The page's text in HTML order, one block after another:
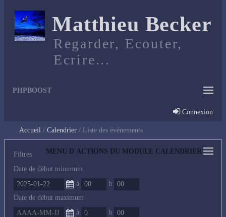
Matthieu Becker
Regarder, Ecouter,
Ecrire...
PHPBOOST
Connexion
Accueil Calendrier Liste des événements
MENU D'ACTIONS DU MODULE CALENDRIER
Filtres
Date de début minimum
à
h
Date de début maximum
à
h